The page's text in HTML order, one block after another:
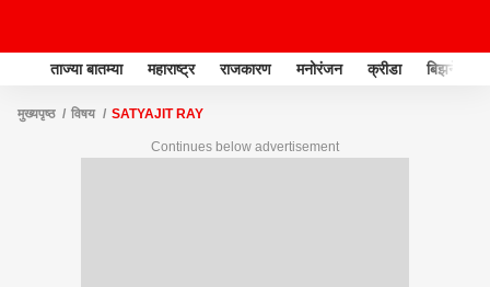
ताज्या बातम्या महाराष्ट्र राजकारण मनोरंजन क्रीडा बिझनेस
मुख्यपृष्ठ विषय SATYAJIT RAY
Continues below advertisement